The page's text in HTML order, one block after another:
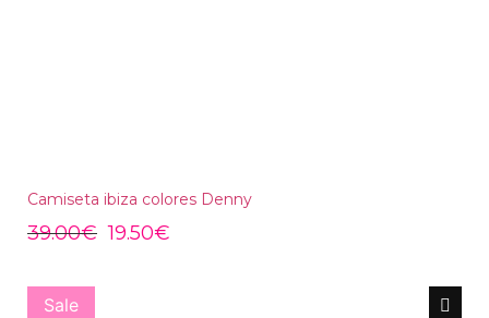
Camiseta ibiza colores Denny
39.00€ 19.50€
Sale